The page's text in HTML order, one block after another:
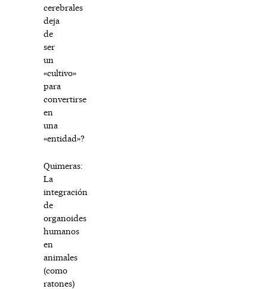
cerebrales
deja
de
ser
un
«cultivo»
para
convertirse
en
una
«entidad»?
Quimeras:
La
integración
de
organoides
humanos
en
animales
(como
ratones)